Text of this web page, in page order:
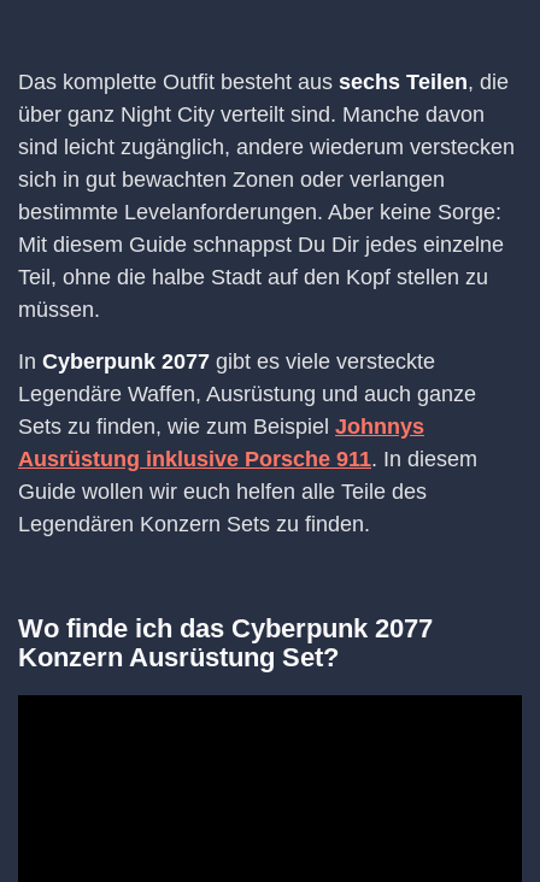
Das komplette Outfit besteht aus sechs Teilen, die
über ganz Night City verteilt sind. Manche davon
sind leicht zugänglich, andere wiederum verstecken
sich in gut bewachten Zonen oder verlangen
bestimmte Levelanforderungen. Aber keine Sorge:
Mit diesem Guide schnappst Du Dir jedes einzelne
Teil, ohne die halbe Stadt auf den Kopf stellen zu
müssen.
In Cyberpunk 2077 gibt es viele versteckte
Legendäre Waffen, Ausrüstung und auch ganze
Sets zu finden, wie zum Beispiel Johnnys
Ausrüstung inklusive Porsche 911. In diesem
Guide wollen wir euch helfen alle Teile des
Legendären Konzern Sets zu finden.
Wo finde ich das Cyberpunk 2077
Konzern Ausrüstung Set?